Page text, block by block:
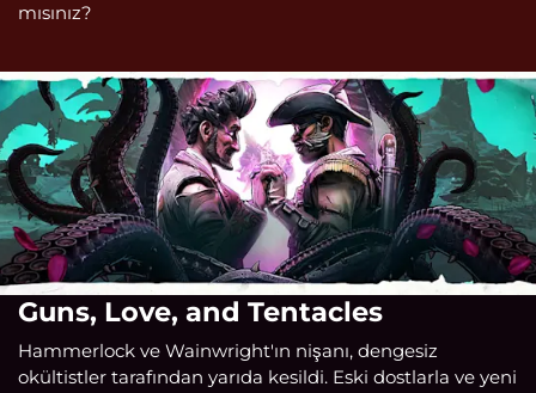
mısınız?
Guns, Love, and Tentacles
Hammerlock ve Wainwright'ın nişanı, dengesiz
okültistler tarafından yarıda kesildi. Eski dostlarla ve yeni